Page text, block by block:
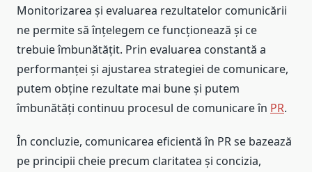
Monitorizarea și evaluarea rezultatelor comunicării
ne permite să înțelegem ce funcționează și ce
trebuie îmbunătățit. Prin evaluarea constantă a
performanței și ajustarea strategiei de comunicare,
putem obține rezultate mai bune și putem
îmbunătăți continuu procesul de comunicare în PR.
În concluzie, comunicarea eficientă în PR se bazează
pe principii cheie precum claritatea și concizia,